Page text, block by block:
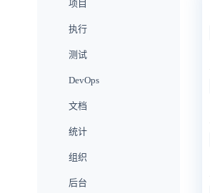
项目
执行
测试
DevOps
文档
统计
组织
后台